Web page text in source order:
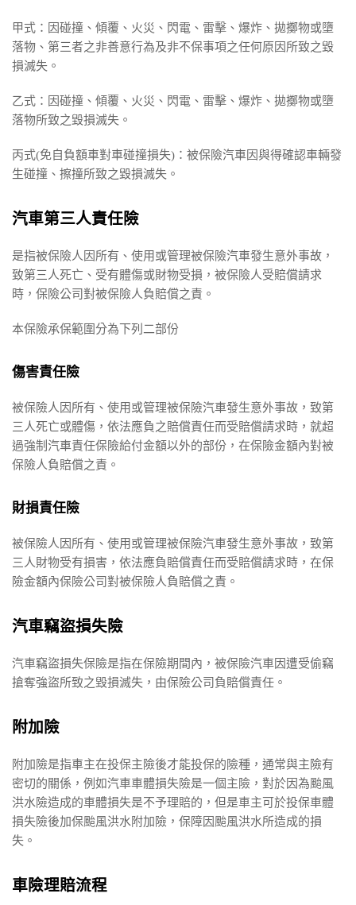
甲式：因碰撞、傾覆、火災、閃電、雷擊、爆炸、拋擲物或墮
落物、第三者之非善意行為及非不保事項之任何原因所致之毀
損滅失。
乙式：因碰撞、傾覆、火災、閃電、雷擊、爆炸、拋擲物或墮
落物所致之毀損滅失。
丙式(免自負額車對車碰撞損失)：被保險汽車因與得確認車輛發
生碰撞、擦撞所致之毀損滅失。
汽車第三人責任險
是指被保險人因所有、使用或管理被保險汽車發生意外事故，
致第三人死亡、受有體傷或財物受損，被保險人受賠償請求
時，保險公司對被保險人負賠償之責。
本保險承保範圍分為下列二部份
傷害責任險
被保險人因所有、使用或管理被保險汽車發生意外事故，致第
三人死亡或體傷，依法應負之賠償責任而受賠償請求時，就超
過強制汽車責任保險給付金額以外的部份，在保險金額內對被
保險人負賠償之責。
財損責任險
被保險人因所有、使用或管理被保險汽車發生意外事故，致第
三人財物受有損害，依法應負賠償責任而受賠償請求時，在保
險金額內保險公司對被保險人負賠償之責。
汽車竊盜損失險
汽車竊盜損失保險是指在保險期間內，被保險汽車因遭受偷竊
搶奪強盜所致之毀損滅失，由保險公司負賠償責任。
附加險
附加險是指車主在投保主險後才能投保的險種，通常與主險有
密切的關係，例如汽車車體損失險是一個主險，對於因為颱風
洪水險造成的車體損失是不予理賠的，但是車主可於投保車體
損失險後加保颱風洪水附加險，保障因颱風洪水所造成的損
失。
車險理賠流程